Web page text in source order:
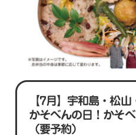
【7月】宇和島・松
かそべんの日！かそ
（要予約）